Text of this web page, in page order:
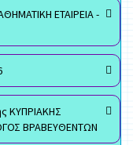
ΕΤΑΙΡΕΙΑ -
ΚΥΠΡΙΑΚΗΣ
ΒΡΑΒΕΥΘΕΝΤΩΝ